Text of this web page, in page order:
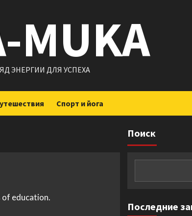
MUKA
ЭНЕРГИИ ДЛЯ УСПЕХА
Спорт и йога
of education.
Поиск
Последние